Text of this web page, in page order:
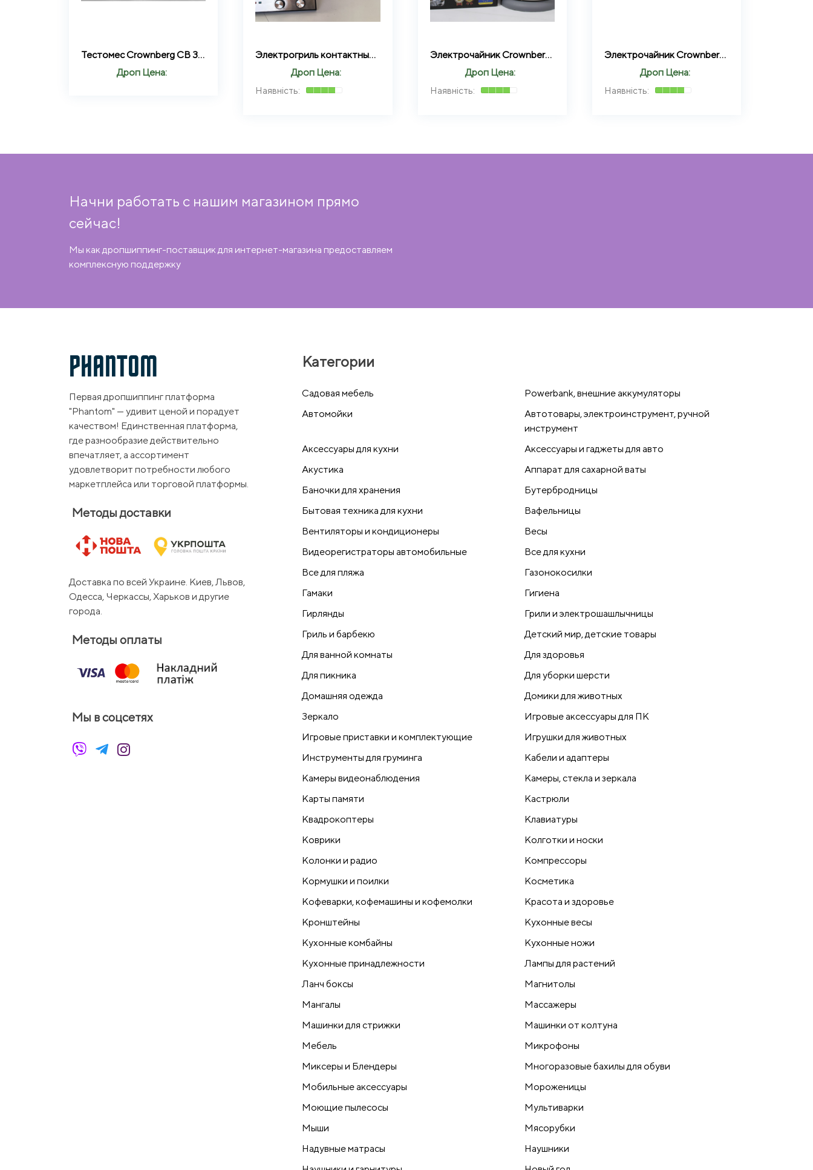
Тестомес Crownberg CB 3406 планетарный красный , обьём чаши 5 л 2200 Вт. Мощный планетарный миксер
Дроп Цена:
Электрогриль контактный прижимной со съемными пластинами 3500W Zepline ZP-086
Дроп Цена:
Электрочайник Crownberg Cb-9121 1.7 л
Дроп Цена:
Электрочайник Crownberg Cb 9117 из нержавеющей стали 2000 Вт Серебристый
Дроп Цена:
Начни работать с нашим магазином прямо
сейчас!
Мы как дропшиппинг-поставщик для интернет-магазина предоставляем
комплексную поддержку
PHANTOM
Первая дропшиппинг платформа
"Phantom" — удивит ценой и порадует
качеством! Единственная платформа,
где разнообразие действительно
впечатляет, а ассортимент
удовлетворит потребности любого
маркетплейса или торговой платформы.
Методы доставки
Доставка по всей Украине. Киев, Львов,
Одесса, Черкассы, Харьков и другие
города.
Методы оплаты
Мы в соцсетях
Категории
Cадовая мебель
Powerbank, внешние аккумуляторы
Автомойки
Автотовары, электроинструмент, ручной
инструмент
Аксессуары для кухни
Аксессуары и гаджеты для авто
Акустика
Аппарат для сахарной ваты
Баночки для хранения
Бутербродницы
Бытовая техника для кухни
Вафельницы
Вентиляторы и кондиционеры
Весы
Видеорегистраторы автомобильные
Все для кухни
Все для пляжа
Газонокосилки
Гамаки
Гигиена
Гирлянды
Грили и электрошашлычницы
Гриль и барбекю
Детский мир, детские товары
Для ванной комнаты
Для здоровья
Для пикника
Для уборки шерсти
Домашняя одежда
Домики для животных
Зеркало
Игровые аксессуары для ПК
Игровые приставки и комплектующие
Игрушки для животных
Инструменты для груминга
Кабели и адаптеры
Камеры видеонаблюдения
Камеры, стекла и зеркала
Карты памяти
Кастрюли
Квадрокоптеры
Клавиатуры
Коврики
Колготки и носки
Колонки и радио
Компрессоры
Кормушки и поилки
Косметика
Кофеварки, кофемашины и кофемолки
Красота и здоровье
Кронштейны
Кухонные весы
Кухонные комбайны
Кухонные ножи
Кухонные принадлежности
Лампы для растений
Ланч боксы
Магнитолы
Мангалы
Массажеры
Машинки для стрижки
Машинки от колтуна
Мебель
Микрофоны
Миксеры и Блендеры
Многоразовые бахилы для обуви
Мобильные аксессуары
Мороженицы
Моющие пылесосы
Мультиварки
Мыши
Мясорубки
Надувные матрасы
Наушники